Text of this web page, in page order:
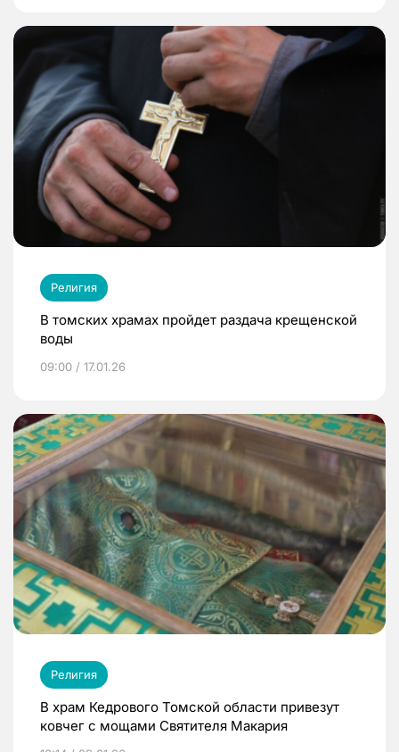
Религия
В томских храмах пройдет раздача крещенской
воды
09:00 / 17.01.26
Религия
В храм Кедрового Томской области привезут
ковчег с мощами Святителя Макария